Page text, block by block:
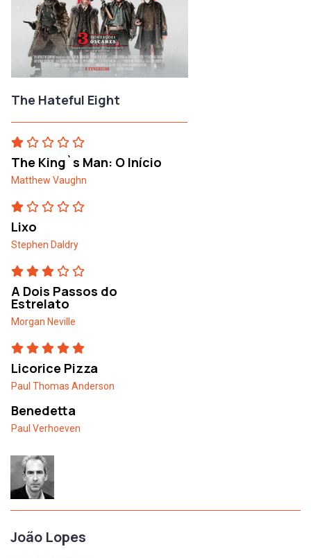
The Hateful Eight
The King`s Man: O Início
Matthew Vaughn
Lixo
Stephen Daldry
A Dois Passos do
Estrelato
Morgan Neville
Licorice Pizza
Paul Thomas Anderson
Benedetta
Paul Verhoeven
João Lopes